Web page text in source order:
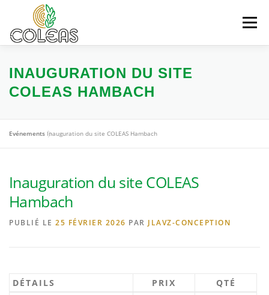
contenu
Menu
AUDIT DIAGNOSTIC MAINTENANCE
INAUGURATION DU SITE
COLEAS HAMBACH
Evénements Inauguration du site COLEAS Hambach
Inauguration du site COLEAS
Hambach
PUBLIÉ LE 25 FÉVRIER 2026 PAR JLAVZ-CONCEPTION
DÉTAILS PRIX QTÉ